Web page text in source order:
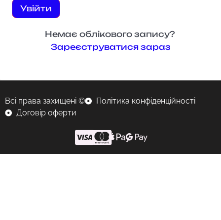
Увійти
Немає облікового запису?
Зареєструватися зараз
Всі права захищені ©
Політика конфіденційності
Договір оферти